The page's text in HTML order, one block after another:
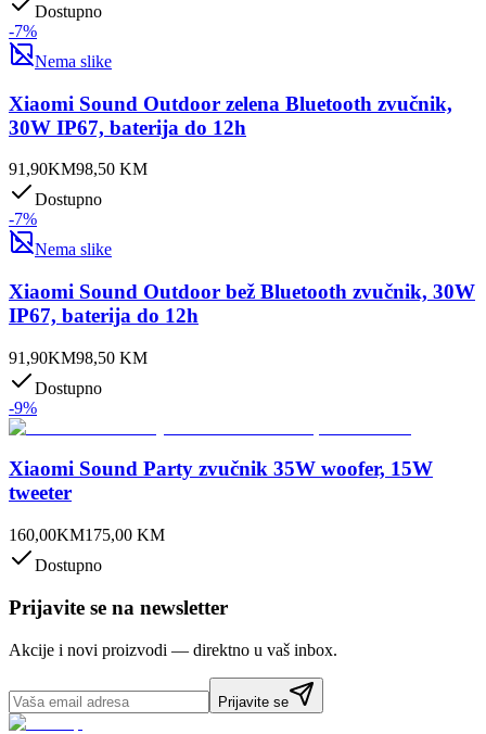
Dostupno
-7%
Nema slike
Xiaomi Sound Outdoor zelena Bluetooth zvučnik,
30W IP67, baterija do 12h
91,90KM98,50 KM
Dostupno
-7%
Nema slike
Xiaomi Sound Outdoor bež Bluetooth zvučnik, 30W
IP67, baterija do 12h
91,90KM98,50 KM
Dostupno
-9%
Xiaomi Sound Party zvučnik 35W woofer, 15W
tweeter
160,00KM175,00 KM
Dostupno
Prijavite se na newsletter
Akcije i novi proizvodi — direktno u vaš inbox.
Prijavite se